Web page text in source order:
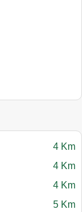
4 Km
4 Km
4 Km
5 Km